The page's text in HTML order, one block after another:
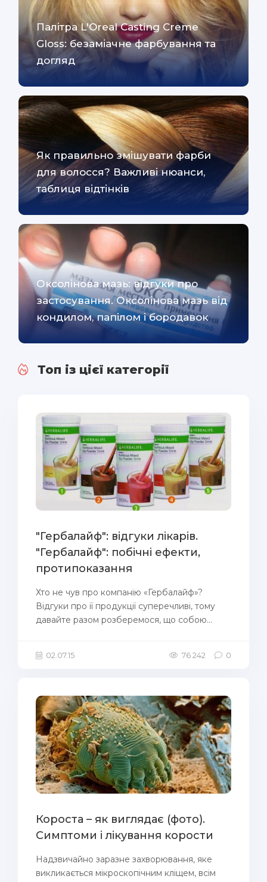
Палітра L'Oreal Casting Creme
Gloss: безаміачне фарбування та
догляд
Як правильно змішувати фарби
для волосся? Важливі нюанси,
таблиця відтінків
Оксолінова мазь: відгуки про
застосування. Оксолінова мазь від
кондилом, папілом і бородавок
Топ із цієї категорії
"Гербалайф": відгуки лікарів.
"Гербалайф": побічні ефекти,
протипоказання
Хто не чув про компанію «Гербалайф»?
Відгуки про її продукції суперечливі, тому
давайте разом розберемося, що собою...
02.07.15 76 242 0
Короста – як виглядає (фото).
Симптоми і лікування корости
Надзвичайно заразне захворювання, яке
викликається мікроскопічним кліщем, всім